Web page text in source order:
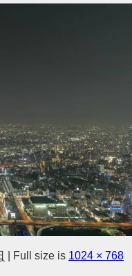
Full size is 1024 × 768